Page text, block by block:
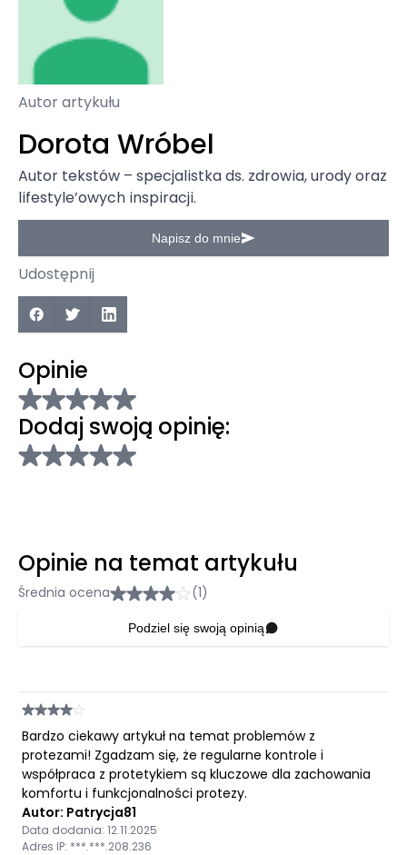
Autor artykułu
Dorota Wróbel
Autor tekstów – specjalistka ds. zdrowia, urody oraz
lifestyle’owych inspiracji.
Napisz do mnie
Udostępnij
Opinie
Dodaj swoją opinię:
Opinie na temat artykułu
Średnia ocena (1)
Podziel się swoją opinią
Bardzo ciekawy artykuł na temat problemów z
protezami! Zgadzam się, że regularne kontrole i
współpraca z protetykiem są kluczowe dla zachowania
komfortu i funkcjonalności protezy.
Autor: Patrycja81
Data dodania: 12.11.2025
Adres IP: ***.***.208.236